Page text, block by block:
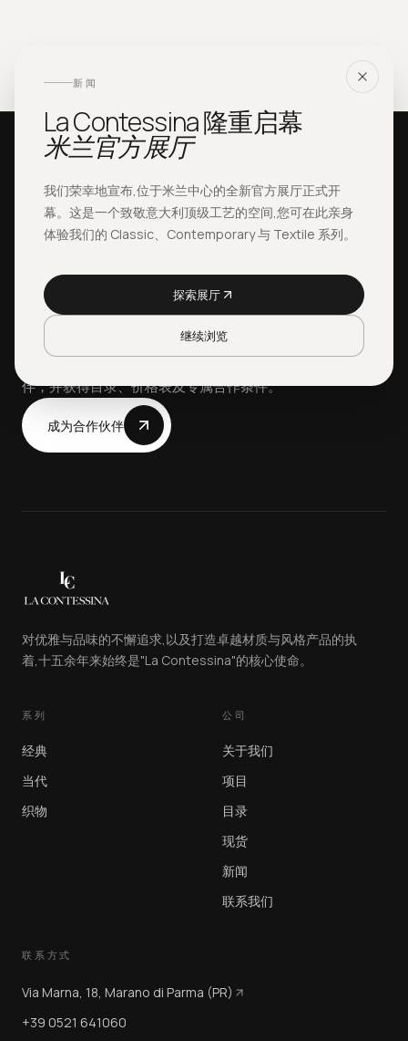
了解更多
织物
了解更多
共同创造
成为
合作伙伴。
伴，并获得目录、价格表及专属合作条件。
成为合作伙伴
对优雅与品味的不懈追求,以及打造卓越材质与风格产品的执
着,十五余年来始终是"La Contessina"的核心使命。
系列
经典
当代
织物
公司
关于我们
项目
目录
现货
新闻
联系我们
联系方式
Via Marna, 18, Marano di Parma (PR)
+39 0521 641060
新闻
La Contessina 隆重启幕
米兰官方展厅
我们荣幸地宣布,位于米兰中心的全新官方展厅正式开
幕。这是一个致敬意大利顶级工艺的空间,您可在此亲身
体验我们的 Classic、Contemporary 与 Textile 系列。
探索展厅
继续浏览